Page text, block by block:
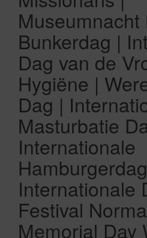
Museumnacht
Bunkerdag |
Dag van de
Hygiëne |
Dag |
Masturbatie
Internationale
Internationale
Festival
Memorial Day